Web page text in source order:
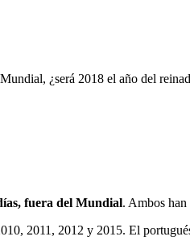
¿será 2018 el año del
fuera del Mundial. Ambos han
2011, 2012 y 2015. El